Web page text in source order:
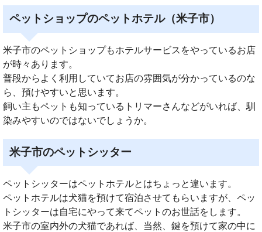
ペットショップのペットホテル（米子市）
米子市のペットショップもホテルサービスをやっているお店
が時々あります。
普段からよく利用していてお店の雰囲気が分かっているのな
ら、預けやすいと思います。
飼い主もペットも知っているトリマーさんなどがいれば、馴
染みやすいのではないでしょうか。
米子市のペットシッター
ペットシッターはペットホテルとはちょっと違います。
ペットホテルは犬猫を預けて宿泊させてもらいますが、ペッ
トシッターは自宅にやって来てペットのお世話をします。
米子市の室内外の犬猫であれば、当然、鍵を預けて家の中に